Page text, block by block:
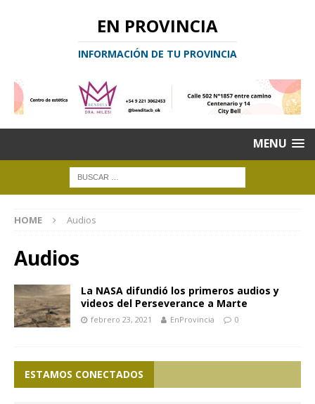
EN PROVINCIA
INFORMACIÓN DE TU PROVINCIA
MENU
HOME Audios
Audios
La NASA difundió los primeros audios y
videos del Perseverance a Marte
febrero 23, 2021 EnProvincia 0
ESTAMOS CONECTADOS